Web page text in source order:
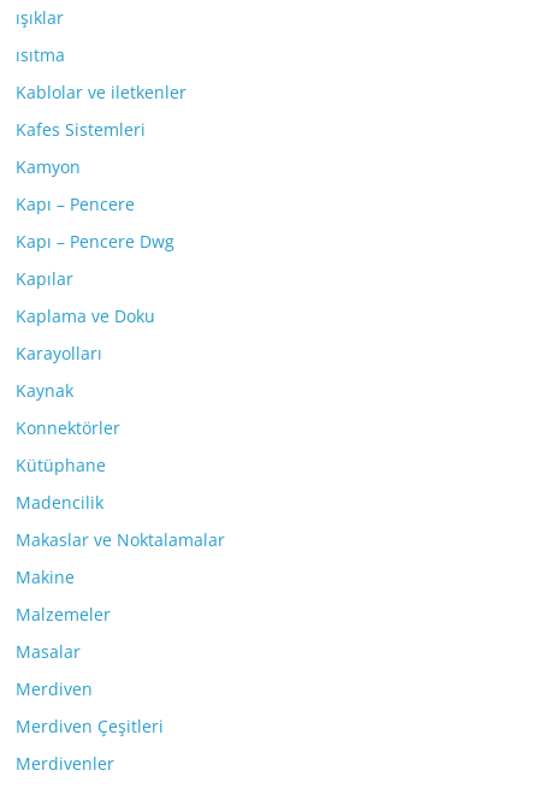
ışıklar
ısıtma
Kablolar ve iletkenler
Kafes Sistemleri
Kamyon
Kapı – Pencere
Kapı – Pencere Dwg
Kapılar
Kaplama ve Doku
Karayolları
Kaynak
Konnektörler
Kütüphane
Madencilik
Makaslar ve Noktalamalar
Makine
Malzemeler
Masalar
Merdiven
Merdiven Çeşitleri
Merdivenler